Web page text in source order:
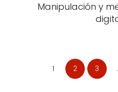
Manipulación y
1 2 3